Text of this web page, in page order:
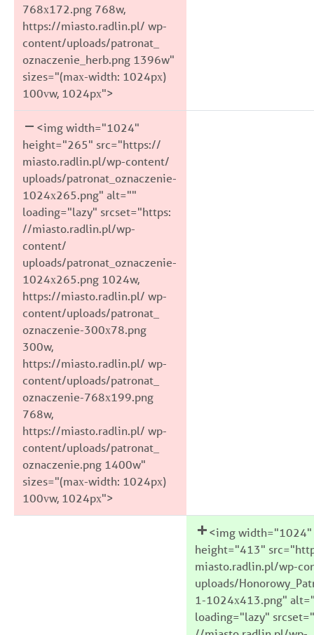
768x172.png 768w,
https://miasto.radlin.pl/ wp-
content/uploads/patronat_
oznaczenie_herb.png 1396w"
sizes="(max-width: 1024px)
100vw, 1024px">
<img width="1024"
height="265" src="https://
miasto.radlin.pl/wp-content/
uploads/patronat_oznaczenie-
1024x265.png" alt=""
loading="lazy" srcset="https:
//miasto.radlin.pl/wp-
content/
uploads/patronat_oznaczenie-
1024x265.png 1024w,
https://miasto.radlin.pl/ wp-
content/uploads/patronat_
oznaczenie-300x78.png
300w,
https://miasto.radlin.pl/ wp-
content/uploads/patronat_
oznaczenie-768x199.png
768w,
https://miasto.radlin.pl/ wp-
content/uploads/patronat_
oznaczenie.png 1400w"
sizes="(max-width: 1024px)
100vw, 1024px">
<img width="1024"
height="413"
miasto.radlin.pl/wp-
uploads/
1-1024x413.png"
loading="lazy"